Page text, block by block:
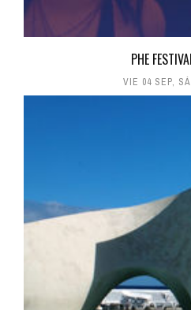
PHE
VIE 04 SEP,